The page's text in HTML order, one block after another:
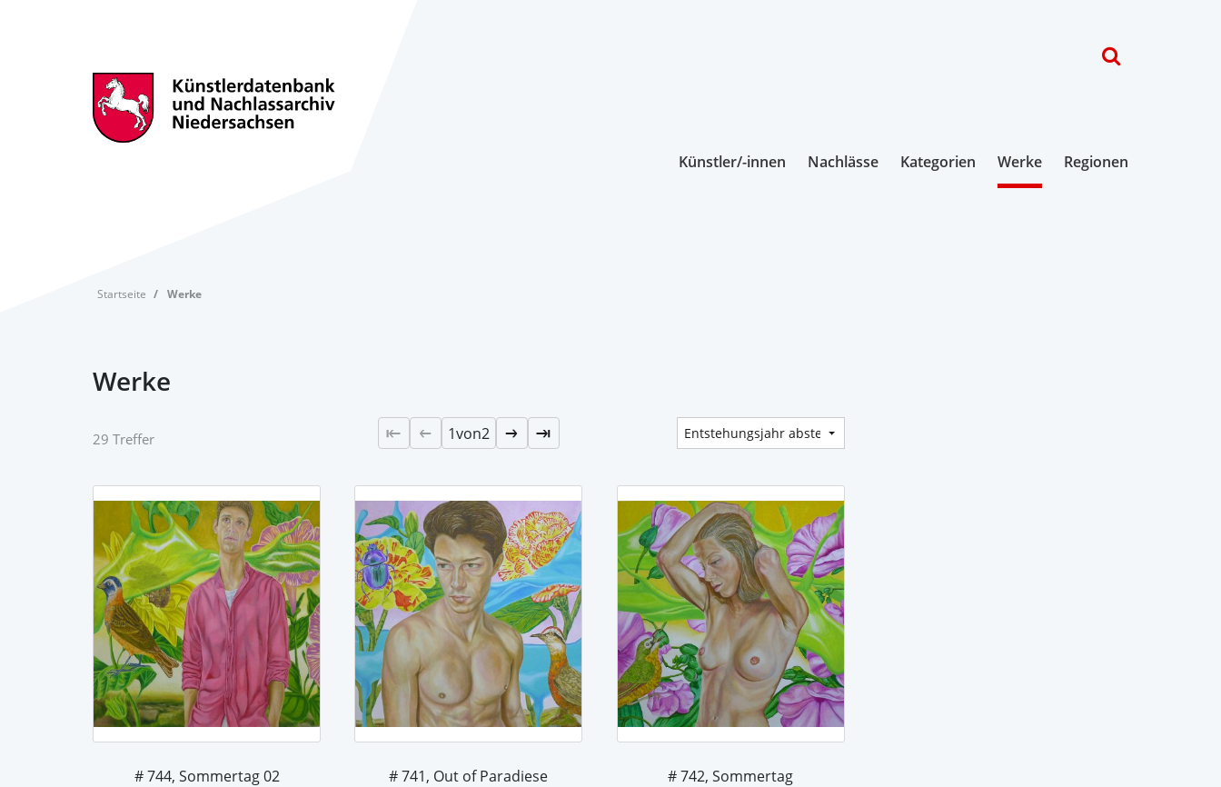
Künstler/-innen Nachlässe Kategorien Werke Regionen
Startseite Werke
Werke
29 Treffer 1von2
# 744, Sommertag 02
# 741, Out of Paradiese
# 742, Sommertag